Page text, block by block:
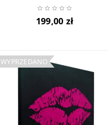
199,00 zł
WYPRZEDANO